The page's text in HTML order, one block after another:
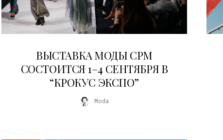
ВЫСТАВКА МОДЫ CPM
СОСТОИТСЯ 1–4 СЕНТЯБРЯ В
“КРОКУС ЭКСПО”
Moda